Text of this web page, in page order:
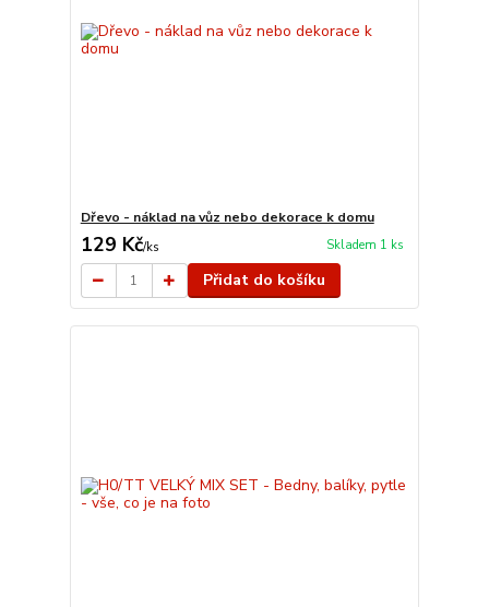
Dřevo - náklad na vůz nebo dekorace k domu
129 Kč/ks Skladem 1 ks
Přidat do košíku